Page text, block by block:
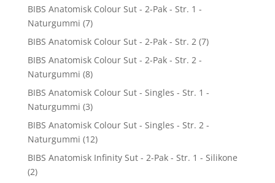
BIBS Anatomisk Colour Sut - 2-Pak - Str. 1 -
Naturgummi (7)
BIBS Anatomisk Colour Sut - 2-Pak - Str. 2 (7)
BIBS Anatomisk Colour Sut - 2-Pak - Str. 2 -
Naturgummi (8)
BIBS Anatomisk Colour Sut - Singles - Str. 1 -
Naturgummi (3)
BIBS Anatomisk Colour Sut - Singles - Str. 2 -
Naturgummi (12)
BIBS Anatomisk Infinity Sut - 2-Pak - Str. 1 - Silikone
(2)